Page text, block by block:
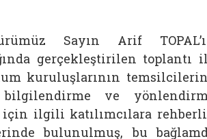
Sayın Arif
gerçekleştirilen toplantı
kuruluşlarının
ve
ilgili katılımcılara
bulunulmuş, bu